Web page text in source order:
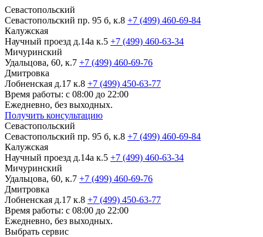
Севастопольский
Севастопольский пр. 95 б, к.8 +7 (499) 460-69-84
Калужская
Научный проезд д.14а к.5 +7 (499) 460-63-34
Мичуринский
Удальцова, 60, к.7 +7 (499) 460-69-76
Дмитровка
Лобненская д.17 к.8 +7 (499) 450-63-77
Время работы: с 08:00 до 22:00
Ежедневно, без выходных.
Получить консультацию
Севастопольский
Севастопольский пр. 95 б, к.8 +7 (499) 460-69-84
Калужская
Научный проезд д.14а к.5 +7 (499) 460-63-34
Мичуринский
Удальцова, 60, к.7 +7 (499) 460-69-76
Дмитровка
Лобненская д.17 к.8 +7 (499) 450-63-77
Время работы: с 08:00 до 22:00
Ежедневно, без выходных.
Выбрать сервис